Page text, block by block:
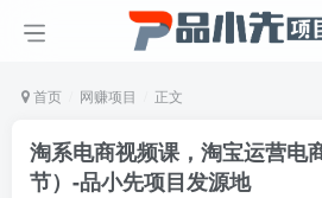
首页 网赚项目 正文
淘系电商视频课，淘宝运营电
节） -品小先项目发源地